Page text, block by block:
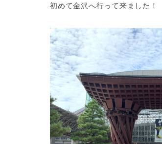
初めて金沢へ行って来ました！